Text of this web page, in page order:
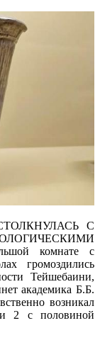
С
комнате с
громоздились
Тейшебаини,
академика Б.Б.
возникал
2 с половиной